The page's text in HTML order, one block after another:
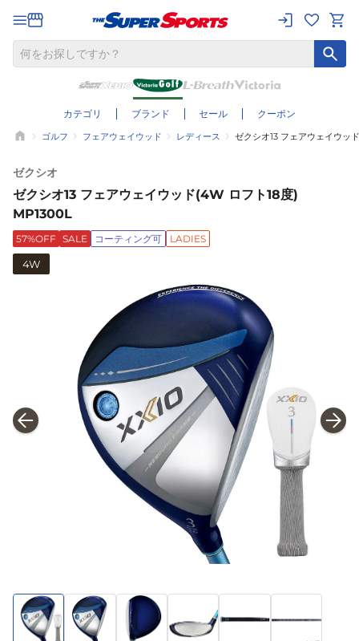
カテゴリ ブランド セール クーポン
ゴルフ フェアウェイウッド レディース ゼクシオ13 フェアウェイウッ
ゼクシオ
ゼクシオ13 フェアウェイウッド(4W ロフト18度)
MP1300L
57%OFF SALE コーティング可 LADIES
4W